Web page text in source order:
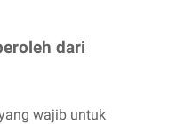
dari
wajib untuk